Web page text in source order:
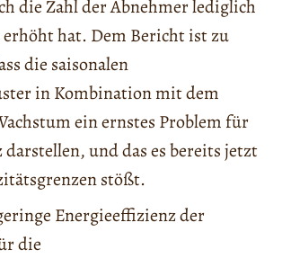
die Zahl der Abnehmer lediglich
erhöht hat. Dem Bericht ist zu
die saisonalen
in Kombination mit dem
ein ernstes Problem für
und das es bereits jetzt
stößt.
Energieeffizienz der
die